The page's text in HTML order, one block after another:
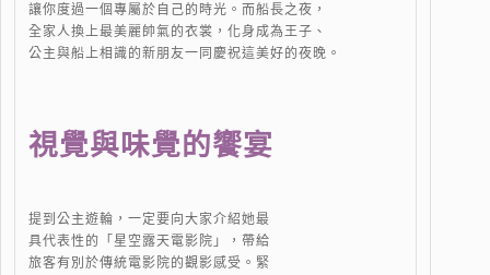
讓你度過一個專屬於自己的時光。而船長之夜，
全家人換上最美麗帥氣的衣裳，化身成為王子、
公主與船上相識的新朋友一同慶祝這美好的夜晚。
視覺與味覺的饗宴
提到公主遊輪，一定要向大家介紹她最
具代表性的「星空露天電影院」，帶給
旅客有別於傳統電影院的觀影感受。緊